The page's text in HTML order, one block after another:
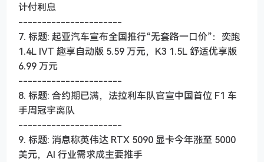
计付利息
----------------------
7. 标题: 起亚汽车宣布全国推行“无套路一口价”：奕跑
1.4L IVT 趣享自动版 5.59 万元，K3 1.5L 舒适优享版
6.99 万元
----------------------
8. 标题: 合约期已满，法拉利车队官宣中国首位 F1 车
手周冠宇离队
----------------------
9. 标题: 消息称英伟达 RTX 5090 显卡今年涨至 5000
美元，AI 行业需求成主要推手